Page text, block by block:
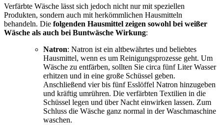
Verfärbte Wäsche lässt sich jedoch nicht nur mit speziellen
Produkten, sondern auch mit herkömmlichen Hausmitteln
behandeln. Die folgenden Hausmittel zeigen sowohl bei weißer
Wäsche als auch bei Buntwäsche Wirkung:
Natron: Natron ist ein altbewährtes und beliebtes
Hausmittel, wenn es um Reinigungsprozesse geht. Um
Wäsche zu entfärben, sollten Sie circa fünf Liter Wasser
erhitzen und in eine große Schüssel geben.
Anschließend vier bis fünf Esslöffel Natron hinzugeben
und kräftig umrühren. Die verfärbten Textilien in die
Schüssel legen und über Nacht einwirken lassen. Zum
Schluss die Wäsche ganz normal in der Waschmaschine
waschen.